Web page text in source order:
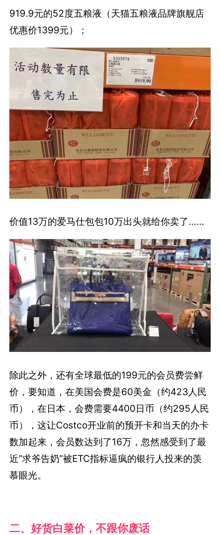
919.9元的52度五粮液（天猫五粮液品牌旗舰店
优惠价1399元）；
价值13万的爱马仕包包10万出头就给你卖了……
除此之外，还有全球最低的199元的会员费尝鲜
价，要知道，在美国会费是60美金（约423人民
币），在日本，会费需要4400日币（约295人民
币），这让Costco开业前的预开卡和当天的办卡
数加起来，会员数达到了16万，忽然感受到了最
近“求爷告奶”被ETC指标逼疯的银行人投来的羡
慕眼光。
二、好货白菜价，不跟你废话